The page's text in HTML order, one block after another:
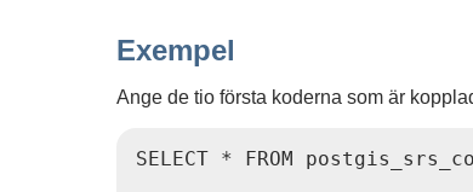
Exempel
Ange de tio första koderna som är
SELECT * FROM